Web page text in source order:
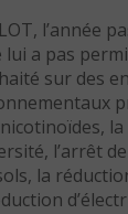
l’année
a pas
sur des
l’arrêt de
la